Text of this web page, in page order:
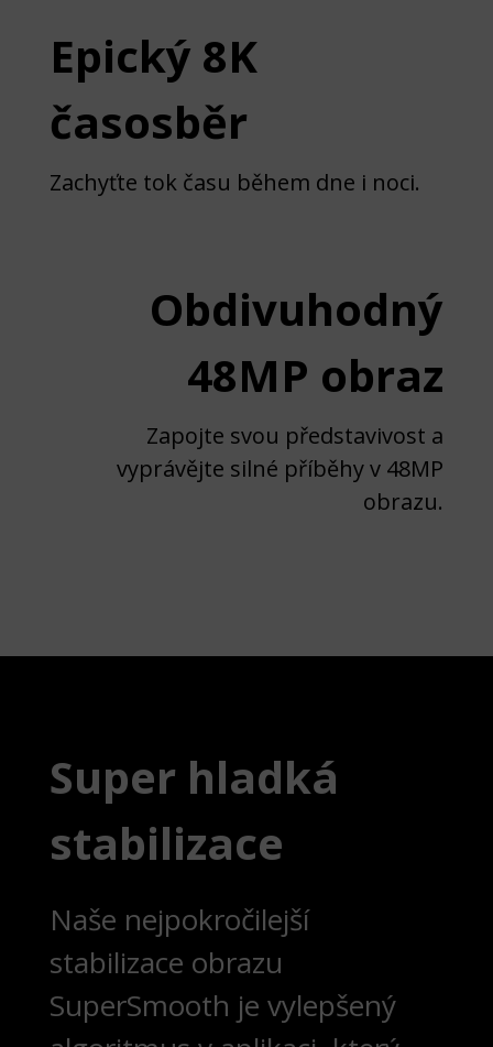
Epický 8K
časosběr
Zachyťte tok času během dne i noci.
Obdivuhodný
48MP obraz
Zapojte svou představivost a
vyprávějte silné příběhy v 48MP
obrazu.
Super hladká
stabilizace
Naše nejpokročilejší
stabilizace obrazu
SuperSmooth je vylepšený